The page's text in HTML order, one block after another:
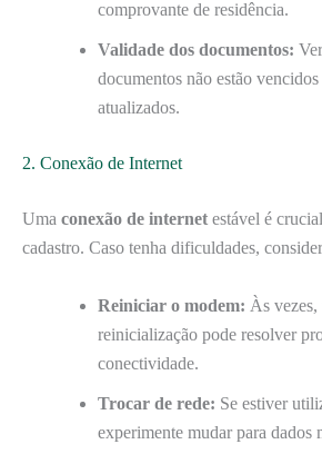
comprovante de residência.
Validade dos documentos:
documentos não estão vencidos
atualizados.
2. Conexão de Internet
Uma conexão de internet estável é
cadastro. Caso tenha dificuldades,
Reiniciar o modem: Às
reinicialização pode resolver
conectividade.
Trocar de rede: Se estiver
experimente mudar para dados